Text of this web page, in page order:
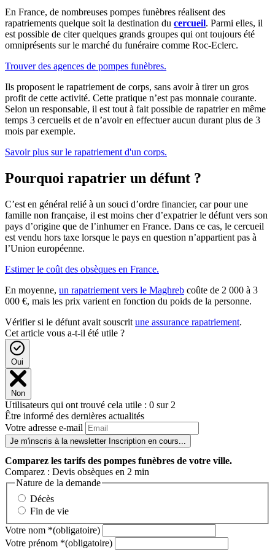
En France, de nombreuses pompes funèbres réalisent des
rapatriements quelque soit la destination du cercueil. Parmi elles, il
est possible de citer quelques grands groupes qui ont toujours été
omniprésents sur le marché du funéraire comme Roc-Eclerc.
Trouver des agences de pompes funèbres.
Ils proposent le rapatriement de corps, sans avoir à tirer un gros
profit de cette activité. Cette pratique n’est pas monnaie courante.
Selon un responsable, il est tout à fait possible de rapatrier en même
temps 3 cercueils et de n’avoir en effectuer aucun durant plus de 3
mois par exemple.
Savoir plus sur le rapatriement d'un corps.
Pourquoi rapatrier un défunt ?
C’est en général relié à un souci d’ordre financier, car pour une
famille non française, il est moins cher d’expatrier le défunt vers son
pays d’origine que de l’inhumer en France. Dans ce cas, le cercueil
est vendu hors taxe lorsque le pays en question n’appartient pas à
l’Union européenne.
Estimer le coût des obsèques en France.
En moyenne, un rapatriement vers le Maghreb coûte de 2 000 à 3
000 €, mais les prix varient en fonction du poids de la personne.
Vérifier si le défunt avait souscrit une assurance rapatriement.
Cet article vous a-t-il été utile ?
Oui
Non
Utilisateurs qui ont trouvé cela utile : 0 sur 2
Être informé des dernières actualités
Votre adresse e-mail
Je m'inscris à la newsletter Inscription en cours...
Comparez les tarifs des pompes funèbres de votre ville.
Comparez : Devis obsèques en 2 min
Nature de la demande
Décès
Fin de vie
Votre nom *(obligatoire)
Votre prénom *(obligatoire)